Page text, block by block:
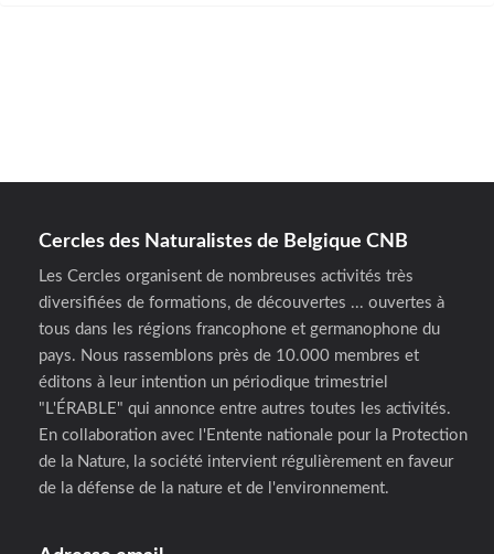
Cercles des Naturalistes de Belgique CNB
Les Cercles organisent de nombreuses activités très
diversifiées de formations, de découvertes ... ouvertes à
tous dans les régions francophone et germanophone du
pays. Nous rassemblons près de 10.000 membres et
éditons à leur intention un périodique trimestriel
"L'ÉRABLE" qui annonce entre autres toutes les activités.
En collaboration avec l'Entente nationale pour la Protection
de la Nature, la société intervient régulièrement en faveur
de la défense de la nature et de l'environnement.